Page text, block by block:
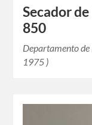
Secador
850
Departamento de
1975 )